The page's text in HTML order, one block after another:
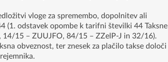
vloge za spremembo, dopolnitev ali
(1. odstavek opombe k tarifni številki 44 Taksne
15 – ZUUJFO, 84/15 – ZZelP-J in 32/16).
obveznost, ter znesek za plačilo takse določi